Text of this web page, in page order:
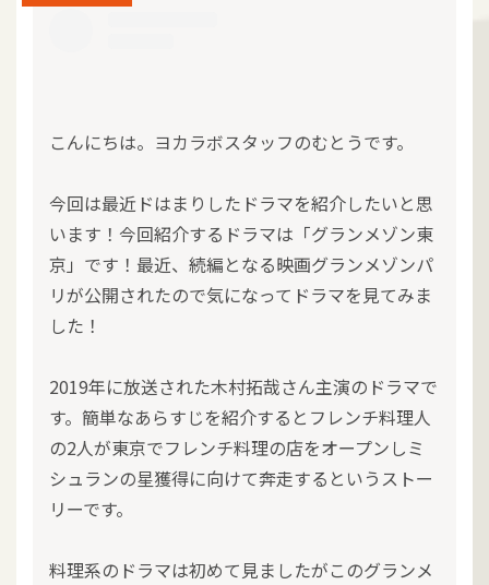
こんにちは。ヨカラボスタッフのむとうです。
今回は最近ドはまりしたドラマを紹介したいと思
います！今回紹介するドラマは「グランメゾン東
京」です！最近、続編となる映画グランメゾンパ
リが公開されたので気になってドラマを見てみま
した！
2019年に放送された木村拓哉さん主演のドラマで
す。簡単なあらすじを紹介するとフレンチ料理人
の2人が東京でフレンチ料理の店をオープンしミ
シュランの星獲得に向けて奔走するというストー
リーです。
料理系のドラマは初めて見ましたがこのグランメ